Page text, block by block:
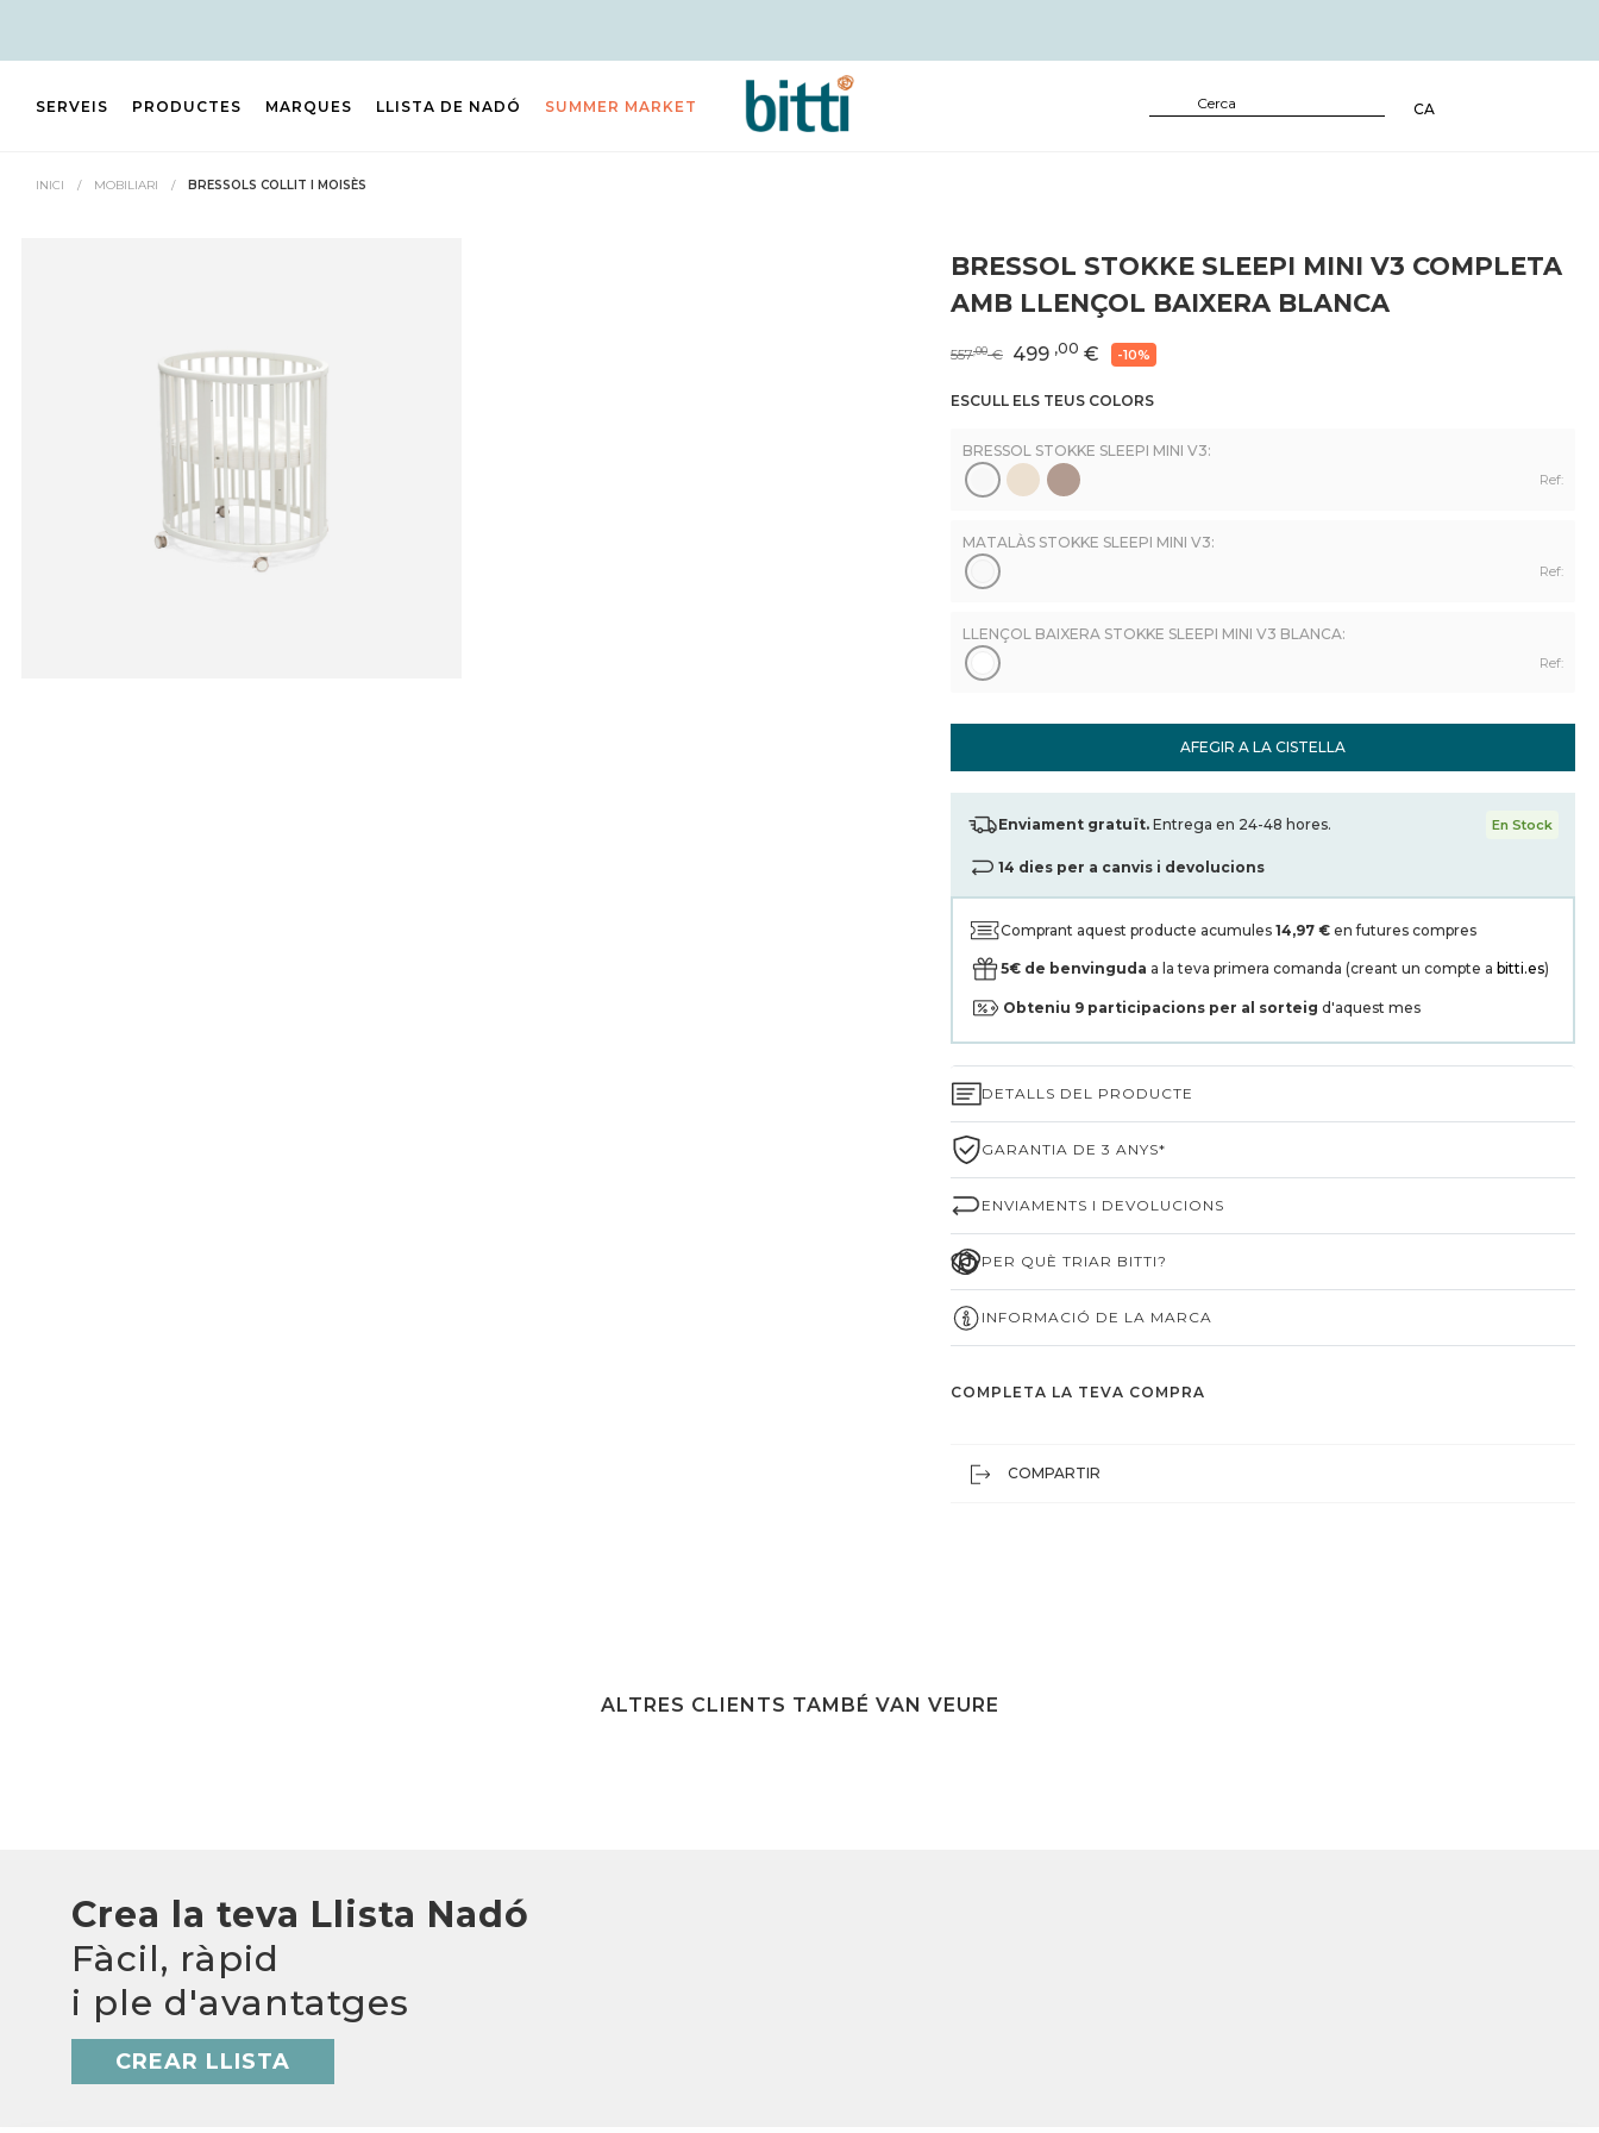
SERVEIS PRODUCTES MARQUES LLISTA DE NADÓ SUMMER MARKET CA
INICI / MOBILIARI / BRESSOLS COLLIT I MOISÈS
BRESSOL STOKKE SLEEPI MINI V3 COMPLETA
AMB LLENÇOL BAIXERA BLANCA
557,00€ 499 ,00 € -10%
ESCULL ELS TEUS COLORS
BRESSOL STOKKE SLEEPI MINI V3:
Ref:
MATALÀS STOKKE SLEEPI MINI V3:
Ref:
LLENÇOL BAIXERA STOKKE SLEEPI MINI V3 BLANCA:
Ref:
AFEGIR A LA CISTELLA
Enviament gratuït. Entrega en 24-48 hores. En Stock
14 dies per a canvis i devolucions
Comprant aquest producte acumules 14,97 € en futures compres
5€ de benvinguda a la teva primera comanda (creant un compte a bitti.es)
Obteniu 9 participacions per al sorteig d'aquest mes
DETALLS DEL PRODUCTE
GARANTIA DE 3 ANYS*
ENVIAMENTS I DEVOLUCIONS
PER QUÈ TRIAR BITTI?
INFORMACIÓ DE LA MARCA
COMPLETA LA TEVA COMPRA
COMPARTIR
ALTRES CLIENTS TAMBÉ VAN VEURE
Crea la teva Llista Nadó
Fàcil, ràpid
i ple d'avantatges
CREAR LLISTA